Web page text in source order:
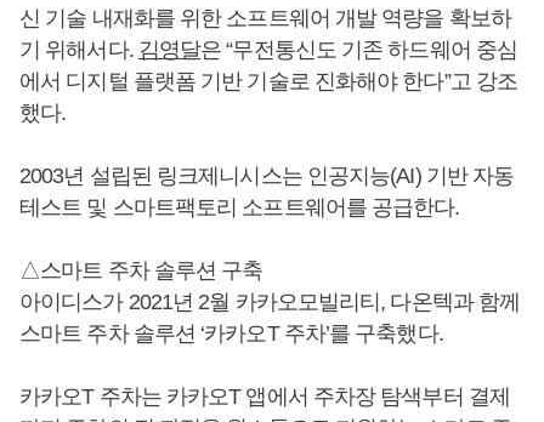
신 기술 내재화를 위한 소프트웨어 개발 역량을 확보하
기 위해서다. 김영달은 “무전통신도 기존 하드웨어 중심
에서 디지털 플랫폼 기반 기술로 진화해야 한다”고 강조
했다.
2003년 설립된 링크제니시스는 인공지능(AI) 기반 자동
테스트 및 스마트팩토리 소프트웨어를 공급한다.
△스마트 주차 솔루션 구축
아이디스가 2021년 2월 카카오모빌리티, 다온텍과 함께
스마트 주차 솔루션 ‘카카오T 주차’를 구축했다.
카카오T 주차는 카카오T 앱에서 주차장 탐색부터 결제